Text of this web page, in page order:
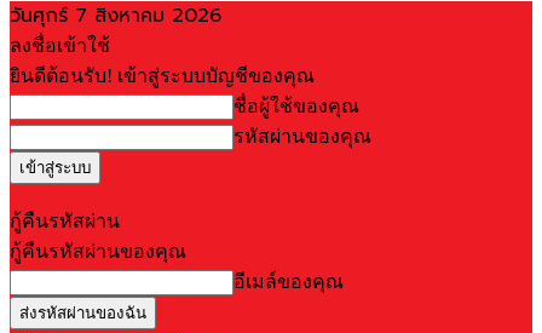
วันศุกร์ 7 สิงหาคม 2026
ลงชื่อเข้าใช้
ยินดีต้อนรับ! เข้าสู่ระบบบัญชีของคุณ
ชื่อผู้ใช้ของคุณ
รหัสผ่านของคุณ
กู้คืนรหัสผ่าน
กู้คืนรหัสผ่านของคุณ
อีเมล์ของคุณ